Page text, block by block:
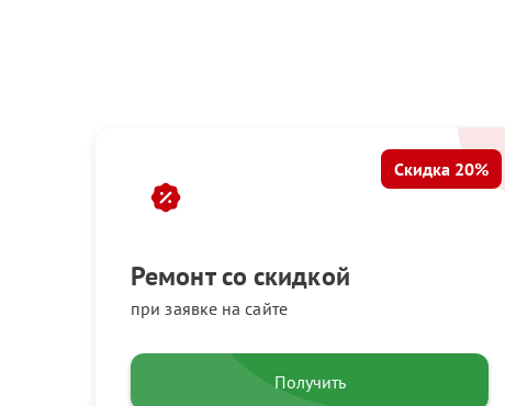
Ремонт со скидкой
при заявке на сайте
Скидка 20%
Получить